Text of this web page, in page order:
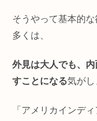
そうやって基本的
多くは、
外見は大人でも、
すことになる気がし
「アメリカインデ